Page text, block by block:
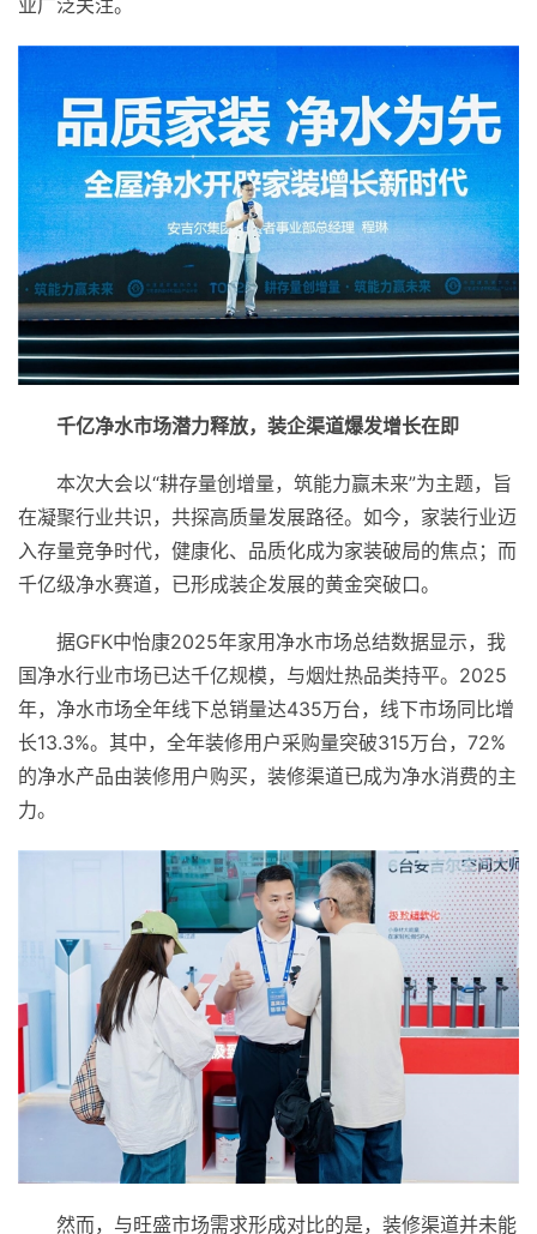
业广泛关注。
千亿净水市场潜力释放，装企渠道爆发增长在即
本次大会以“耕存量创增量，筑能力赢未来”为主题，旨
在凝聚行业共识，共探高质量发展路径。如今，家装行业迈
入存量竞争时代，健康化、品质化成为家装破局的焦点；而
千亿级净水赛道，已形成装企发展的黄金突破口。
据GFK中怡康2025年家用净水市场总结数据显示，我
国净水行业市场已达千亿规模，与烟灶热品类持平。2025
年，净水市场全年线下总销量达435万台，线下市场同比增
长13.3%。其中，全年装修用户采购量突破315万台，72%
的净水产品由装修用户购买，装修渠道已成为净水消费的主
力。
然而，与旺盛市场需求形成对比的是，装修渠道并未能